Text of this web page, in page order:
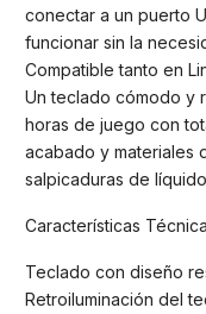
conectar a un puerto
funcionar sin la
Compatible tanto en
Un teclado cómodo y
horas de juego con
acabado y materiales
salpicaduras de
Características
Teclado con diseño
Retroiluminación del